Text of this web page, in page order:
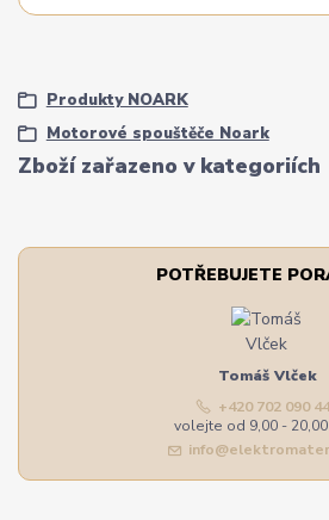
Zboží zařazeno v kategoriích
Produkty NOARK
Motorové spouštěče Noark
POTŘEBUJETE
Tomáš Vlček
+420 702 090
volejte od 9,00 -